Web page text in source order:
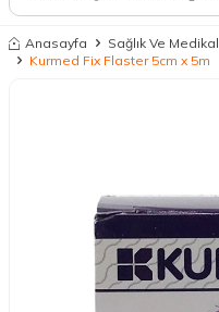
Anasayfa Sağlık Ve Medikal
Kurmed Fix Flaster 5cm x 5m